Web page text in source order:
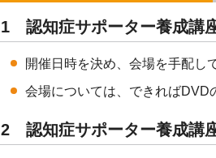
1 認知症サポーター養成講
開催日時を決め、会場を手配し
会場については、できればDVD
2 認知症サポーター養成講